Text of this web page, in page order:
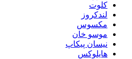
کلوت
لندکروز
مکسوس
موسو خان
نیسان پیکاپ
هایلوکس